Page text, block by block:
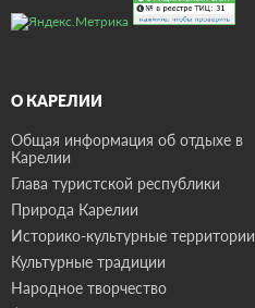
О КАРЕЛИИ
Общая информация об отдыхе в
Карелии
Глава туристской республики
Природа Карелии
Историко-культурные территории
Культурные традиции
Народное творчество